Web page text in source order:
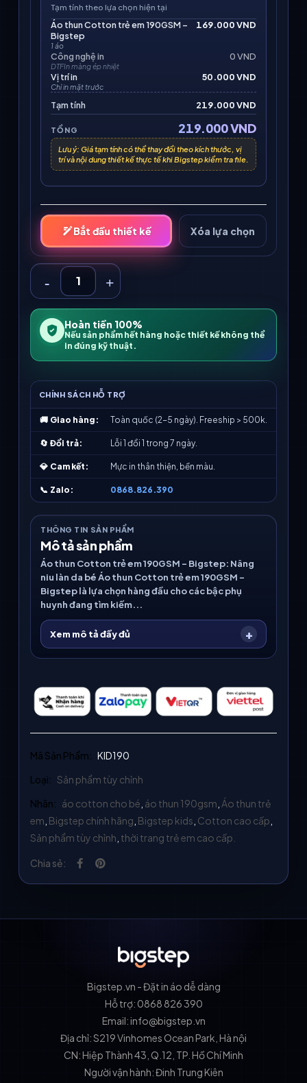
Tạm tính theo lựa chọn hiện tại
Áo thun Cotton trẻ em 190GSM –
Bigstep
1 áo
169.000 VND
Công nghệ in
DTFIn màng ép nhiệt
0 VND
Vị trí in
Chỉ in mặt trước
50.000 VND
Tạm tính 219.000 VND
TỔNG 219.000 VND
Lưu ý: Giá tạm tính có thể thay đổi theo kích thước, vị
trí và nội dung thiết kế thực tế khi Bigstep kiểm tra file.
Bắt đầu thiết kế Xóa lựa chọn
Hoàn tiền 100%
Nếu sản phẩm hết hàng hoặc thiết kế không thể
in đúng kỹ thuật.
CHÍNH SÁCH HỖ TRỢ
🚚 Giao hàng: Toàn quốc (2-5 ngày). Freeship > 500k.
🔄 Đổi trả: Lỗi 1 đổi 1 trong 7 ngày.
💎 Cam kết: Mực in thân thiện, bền màu.
📞 Zalo: 0868.826.390
THÔNG TIN SẢN PHẨM
Mô tả sản phẩm
Áo thun Cotton trẻ em 190GSM – Bigstep: Nâng
niu làn da bé Áo thun Cotton trẻ em 190GSM -
Bigstep là lựa chọn hàng đầu cho các bậc phụ
huynh đang tìm kiếm...
Xem mô tả đầy đủ
Mã Sản Phẩm: KID190
Loại: Sản phẩm tùy chỉnh
Nhãn: áo cotton cho bé áo thun 190gsm Áo thun trẻ
em Bigstep chính hãng Bigstep kids Cotton cao cấp
Sản phẩm tùy chỉnh thời trang trẻ em cao cấp.
Chia sẻ:
Bigstep.vn - Đặt in áo dễ dàng
Hỗ trợ: 0868 826 390
Email: info@bigstep.vn
Địa chỉ: S219 Vinhomes Ocean Park, Hà nội
CN: Hiệp Thành 43, Q.12, TP. Hồ Chí Minh
Người vận hành: Đinh Trung Kiên